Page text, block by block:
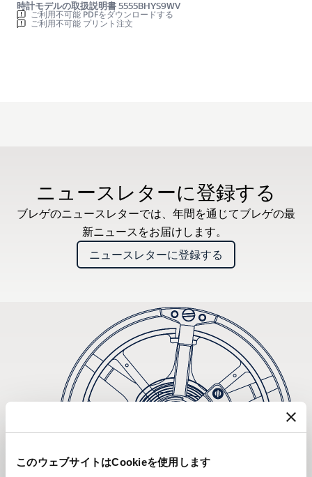
このウェブサイトはCookieを使用します
時計モデルの取扱説明書 5555BHYS9WV
ご利用不可能 PDFをダウンロードする
ご利用不可能 プリント注文
ニュースレターに登録する
ブレゲのニュースレターでは、年間を通じてブレゲの最
新ニュースをお届けします。
ニュースレターに登録する